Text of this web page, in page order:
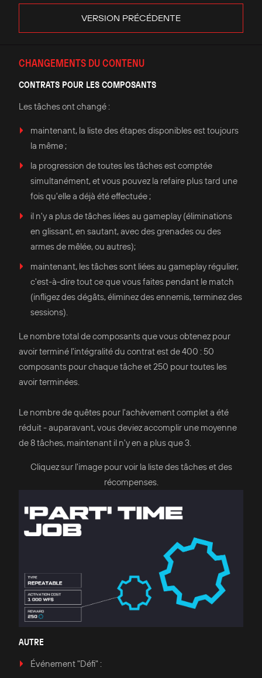
VERSION PRÉCÉDENTE
CHANGEMENTS DU CONTENU
CONTRATS POUR LES COMPOSANTS
Les tâches ont changé :
maintenant, la liste des étapes disponibles est toujours
la même ;
la progression de toutes les tâches est comptée
simultanément, et vous pouvez la refaire plus tard une
fois qu'elle a déjà été effectuée ;
il n'y a plus de tâches liées au gameplay (éliminations
en glissant, en sautant, avec des grenades ou des
armes de mêlée, ou autres);
maintenant, les tâches sont liées au gameplay régulier,
c'est-à-dire tout ce que vous faites pendant le match
(infligez des dégâts, éliminez des ennemis, terminez des
sessions).
Le nombre total de composants que vous obtenez pour
avoir terminé l'intégralité du contrat est de 400 : 50
composants pour chaque tâche et 250 pour toutes les
avoir terminées.
Le nombre de quêtes pour l'achèvement complet a été
réduit - auparavant, vous deviez accomplir une moyenne
de 8 tâches, maintenant il n'y en a plus que 3.
Cliquez sur l'image pour voir la liste des tâches et des
récompenses.
AUTRE
Événement "Défi" :